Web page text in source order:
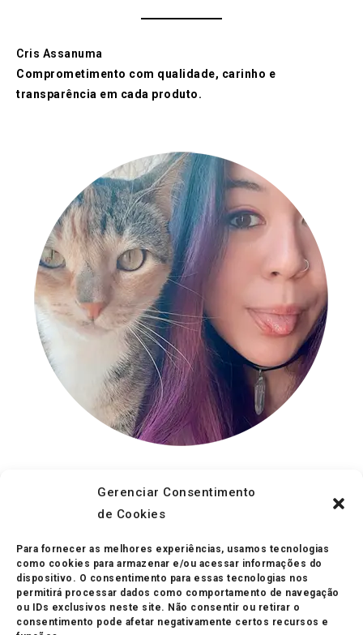
Gerenciar Consentimento
de Cookies
Para fornecer as melhores experiências, usamos tecnologias
como cookies para armazenar e/ou acessar informações do
dispositivo. O consentimento para essas tecnologias nos
permitirá processar dados como comportamento de navegação
ou IDs exclusivos neste site. Não consentir ou retirar o
consentimento pode afetar negativamente certos recursos e
Cris Assanuma
Comprometimento com qualidade, carinho e
transparência em cada produto.
Olá, Eu Sou A Cris
Visuais, ilustradora, mãe de pet e fã de trocadilhos sem
graça.